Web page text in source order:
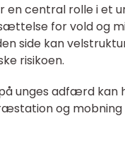
en central rolle i et
for vold og
side kan
risikoen.
unges adfærd kan
og